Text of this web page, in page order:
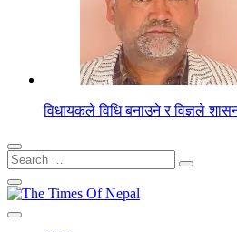
विधायकले विधि बनाउने र विज्ञले
Search
for: